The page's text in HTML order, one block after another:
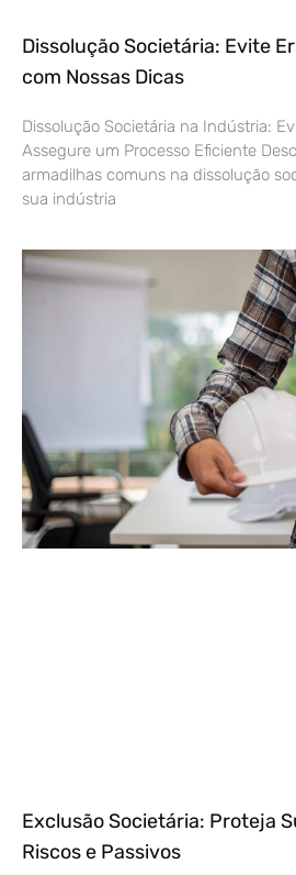
Dissolução Societária: Evite
com Nossas Dicas
Dissolução Societária na Indústria:
Assegure um Processo Eficiente
armadilhas comuns na dissolução
sua indústria
Exclusão Societária: Proteja
Riscos e Passivos